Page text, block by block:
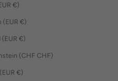
Italien (EUR €)
Kroatien (EUR €)
Lettland (EUR €)
Liechtenstein (CHF CHF)
Litauen (EUR €)